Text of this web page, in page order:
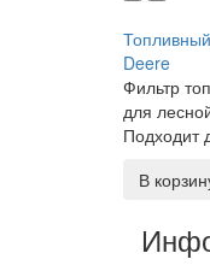
Deere
Фильтр
для
Подходит
В